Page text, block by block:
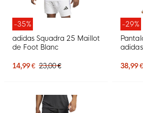
-35%
adidas Squadra 25 Maillot
de Foot Blanc
14,99 € 23,00 €
-29%
38,99 €